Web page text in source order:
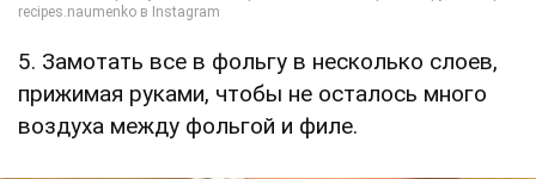
5. Замотать все в фольгу в несколько слоев,
прижимая руками, чтобы не осталось много
воздуха между фольгой и филе.